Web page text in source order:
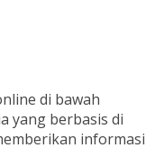
di bawah
yang berbasis di
informasi